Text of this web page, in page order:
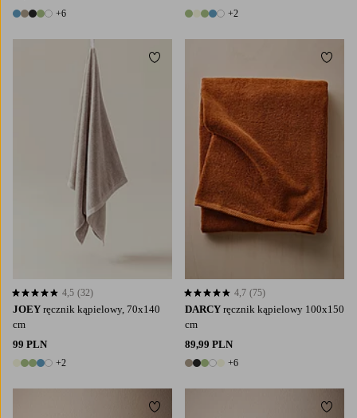
11 kolory
+6
7 kolory
+2
JOEY ręcznik kąpielowy, 70x140
cm
99 PLN
7 kolory
+2
4,5 opierając się na 32 ocenach
4,5 (32)
Dodaj do ulubionych
DARCY ręcznik kąpielowy 100x150
cm
89,99 PLN
11 kolory
+6
4,7 opierając się na 75 ocenach
4,7 (75)
Dodaj do ulubionych